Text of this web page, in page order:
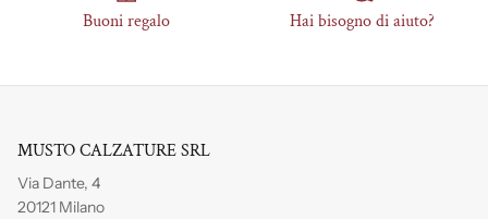
Buoni regalo Hai bisogno di aiuto?
MUSTO CALZATURE SRL
Via Dante, 4
20121 Milano